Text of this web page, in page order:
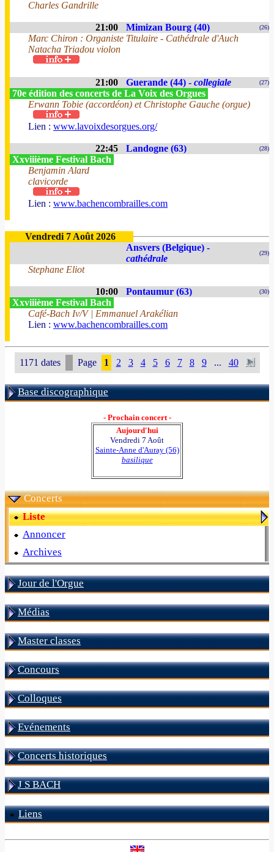
Charles Gandrille
21:00 Mimizan Bourg (40) (26)
Marc Chiron : Organiste Titulaire - Cathédrale d'Auch
Natacha Triadou violon
21:00 Guerande (44) - collegiale (27)
70e édition des concerts de La Voix des Orgues
Erwann Tobie (accordéon) et Christophe Gauche (orgue)
Lien : www.lavoixdesorgues.org/
22:45 Landogne (63) (28)
Xxviiième Festival Bach
Benjamin Alard
clavicorde
Lien : www.bachencombrailles.com
Vendredi 7 Août 2026
Ansvers (Belgique) -
cathédrale
(29)
Stephane Eliot
10:00 Pontaumur (63) (30)
Xxviiième Festival Bach
Café-Bach Iv/V | Emmanuel Arakélian
Lien : www.bachencombrailles.com
1171 dates Page 1 2 3 4 5 6 7 8 9 ... 40
Base discographique
- Prochain concert -
Aujourd'hui
Vendredi 7 Août
Sainte-Anne d'Auray (56)
basilique
Concerts
Liste
Annoncer
Archives
Jour de l'Orgue
Médias
Master classes
Concours
Colloques
Evénements
Concerts historiques
J S BACH
Liens